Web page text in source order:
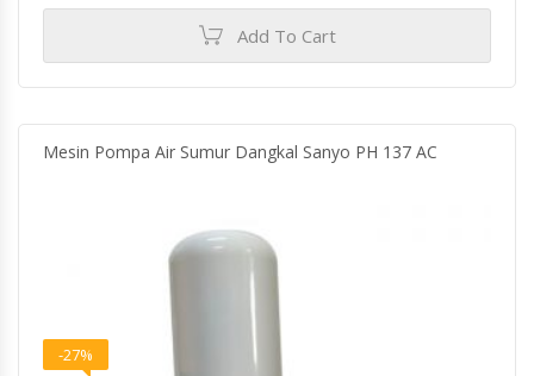
Add To Cart
Mesin Pompa Air Sumur Dangkal Sanyo PH 137 AC
-27%